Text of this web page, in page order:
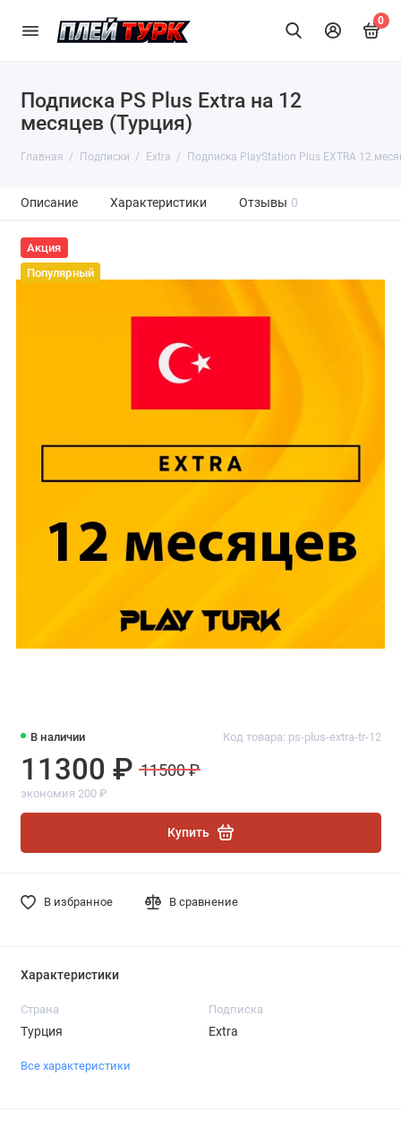
0
Подписка PS Plus Extra на 12
месяцев (Турция)
Главная Подписки Extra Подписка PlayStation Plus EXTRA 12
Описание Характеристики Отзывы 0
Акция
Популярный
В наличии Код товара: ps-plus-extra-tr-12
11300 ₽ 11500 ₽
экономия 200 ₽
Купить
В избранное В сравнение
Характеристики
Страна
Турция
Подписка
Extra
Все характеристики